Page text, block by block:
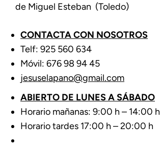
de Miguel Esteban (Toledo)
CONTACTA CON NOSOTROS
Telf: 925 560 634
Móvil: 676 98 94 45
jesuselapano@gmail.com
ABIERTO DE LUNES A SÁBADO
Horario mañanas: 9:00 h – 14:00 h
Horario tardes 17:00 h – 20:00 h